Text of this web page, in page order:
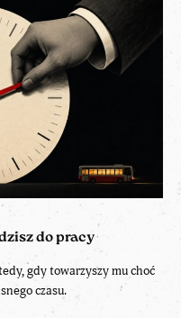
do pracy
gdy towarzyszy mu choć
czasu.